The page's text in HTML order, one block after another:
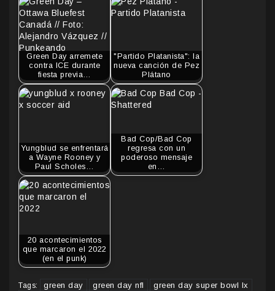
Green Day arremete
contra ICE durante
fiesta previa…
"Partido Platanista": la
nueva canción de Pez
Plátano
Yungblud se enfrentará
a Wayne Rooney y
Paul Scholes…
Bad Cop/Bad Cop
regresa con un
poderoso mensaje
en…
20 acontecimientos
que marcaron el 2022
(en el punk)
Tags: green day green day nfl
green day super bowl lx